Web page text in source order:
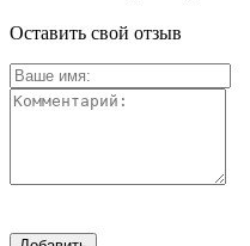
Оставить свой отзыв